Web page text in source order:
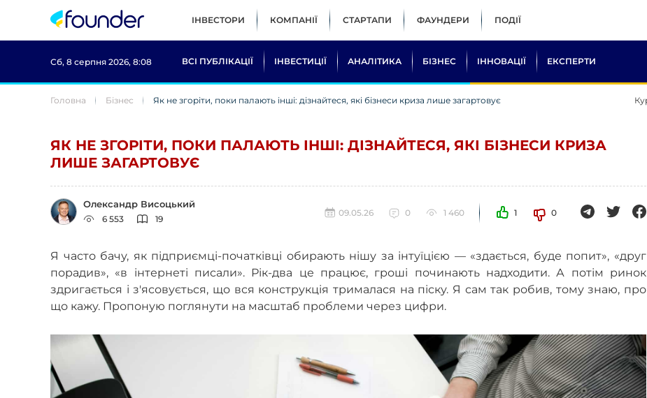
ІНВЕСТОРИ КОМПАНІЇ СТАРТАПИ ФАУНДЕРИ ПОДІЇ
Сб, 8 серпня 2026, 8:08 ВСІ ПУБЛІКАЦІЇ ІНВЕСТИЦІЇ АНАЛІТИКА БІЗНЕС ІННОВАЦІЇ ЕКСПЕРТИ
Головна Бізнес Як не згоріти, поки палають інші: дізнайтеся, які бізнеси криза лише загартовує
ЯК НЕ ЗГОРІТИ, ПОКИ ПАЛАЮТЬ ІНШІ: ДІЗНАЙТЕСЯ, ЯКІ БІЗНЕСИ КРИЗА
ЛИШЕ ЗАГАРТОВУЄ
Олександр Висоцький
6 553 19
09.05.26 0 1 460 1 0
Я часто бачу, як підприємці-початківці обирають нішу за інтуїцією — «здається, буде попит», «друг
порадив», «в інтернеті писали». Рік-два це працює, гроші починають надходити. А потім ринок
здригається і з'ясовується, що вся конструкція трималася на піску. Я сам так робив, тому знаю, про
що кажу. Пропоную поглянути на масштаб проблеми через цифри.